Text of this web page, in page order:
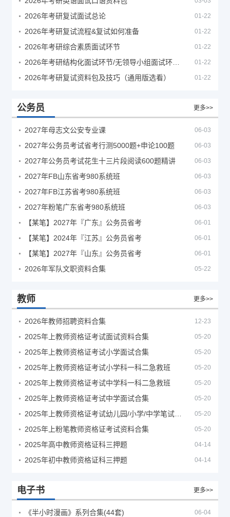
2026年考研复试面试总论 01-22
2026年考研复试流程&复试如何准备 01-22
2026年考研综合素质面试环节 01-22
01-22
2026年考研复试资料包及技巧（通用版选看） 01-22
公务员 更多>>
2027年母志文公安专业课 06-03
2027年公务员考试省考行测5000题+申论100题 06-03
2027年公务员考试花生十三片段阅读600题精讲 06-03
2027年FB山东省考980系统班 06-03
2027年FB江苏省考980系统班 06-03
2027年粉笔广东省考980系统班 06-03
【某笔】2027年『广东』公务员省考 06-01
【某笔】2024年『江苏』公务员省考 06-01
【某笔】2027年『山东』公务员省考 06-01
2026年军队文职资料合集 05-22
教师 更多>>
2026年教师招聘资料合集 12-23
2025年上教师资格证考试面试资料合集 05-20
2025年上教师资格证考试小学面试合集 05-20
2025年上教师资格证考试小学科一科二急救班 05-20
2025年上教师资格证考试中学科一科二急救班 05-20
2025年上教师资格证考试中学面试合集 05-20
05-20
2025年上粉笔教师资格证考试资料合集 05-20
2025年高中教师资格证科三押题 04-14
2025年初中教师资格证科三押题 04-14
电子书 更多>>
《半小时漫画》系列合集(44套) 06-04